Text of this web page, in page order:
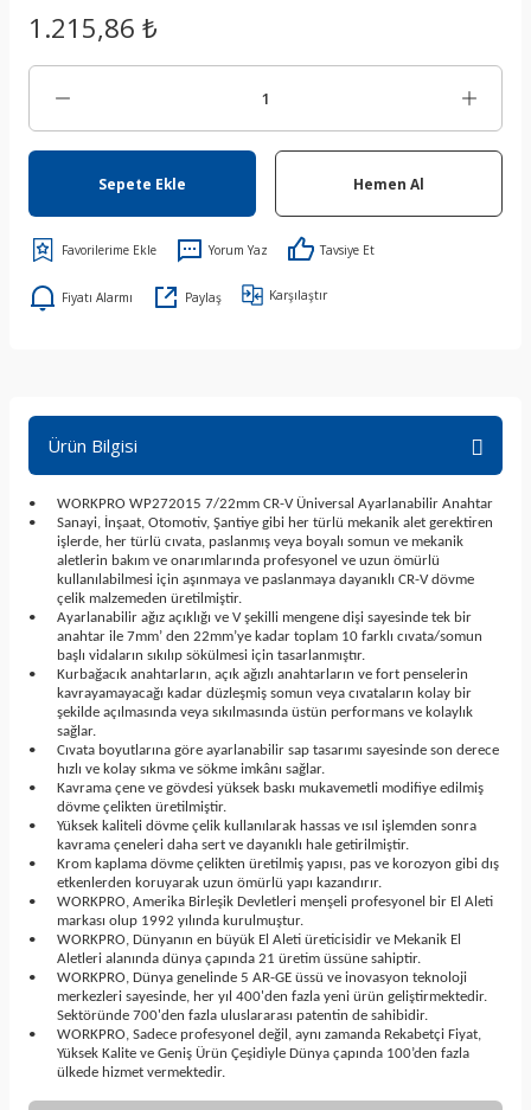
1.215,86 ₺
Sepete Ekle Hemen Al
Yorum Yaz Tavsiye Et
Fiyatı Alarmı Paylaş Karşılaştır
Ürün Bilgisi
•
WORKPRO WP272015 7/22mm CR-V Üniversal Ayarlanabilir Anahtar
•
Sanayi, İnşaat, Otomotiv, Şantiye gibi her türlü mekanik alet gerektiren
işlerde, her türlü cıvata, paslanmış veya boyalı somun ve mekanik
aletlerin bakım ve onarımlarında profesyonel ve uzun ömürlü
kullanılabilmesi için aşınmaya ve paslanmaya dayanıklı CR-V dövme
çelik malzemeden üretilmiştir.
•
Ayarlanabilir ağız açıklığı ve V şekilli mengene dişi sayesinde tek bir
anahtar ile 7mm’ den 22mm’ye kadar toplam 10 farklı cıvata/somun
başlı vidaların sıkılıp sökülmesi için tasarlanmıştır.
•
Kurbağacık anahtarların, açık ağızlı anahtarların ve fort penselerin
kavrayamayacağı kadar düzleşmiş somun veya cıvataların kolay bir
şekilde açılmasında veya sıkılmasında üstün performans ve kolaylık
sağlar.
•
Cıvata boyutlarına göre ayarlanabilir sap tasarımı sayesinde son derece
hızlı ve kolay sıkma ve sökme imkânı sağlar.
•
Kavrama çene ve gövdesi yüksek baskı mukavemetli modifiye edilmiş
dövme çelikten üretilmiştir.
•
Yüksek kaliteli dövme çelik kullanılarak hassas ve ısıl işlemden sonra
kavrama çeneleri daha sert ve dayanıklı hale getirilmiştir.
•
Krom kaplama dövme çelikten üretilmiş yapısı, pas ve korozyon gibi dış
etkenlerden koruyarak uzun ömürlü yapı kazandırır.
•
WORKPRO, Amerika Birleşik Devletleri menşeli profesyonel bir El Aleti
markası olup 1992 yılında kurulmuştur.
•
WORKPRO, Dünyanın en büyük El Aleti üreticisidir ve Mekanik El
Aletleri alanında dünya çapında 21 üretim üssüne sahiptir.
•
WORKPRO, Dünya genelinde 5 AR-GE üssü ve inovasyon teknoloji
merkezleri sayesinde, her yıl 400'den fazla yeni ürün geliştirmektedir.
Sektöründe 700'den fazla uluslararası patentin de sahibidir.
•
WORKPRO, Sadece profesyonel değil, aynı zamanda Rekabetçi Fiyat,
Yüksek Kalite ve Geniş Ürün Çeşidiyle Dünya çapında 100’den fazla
ülkede hizmet vermektedir.